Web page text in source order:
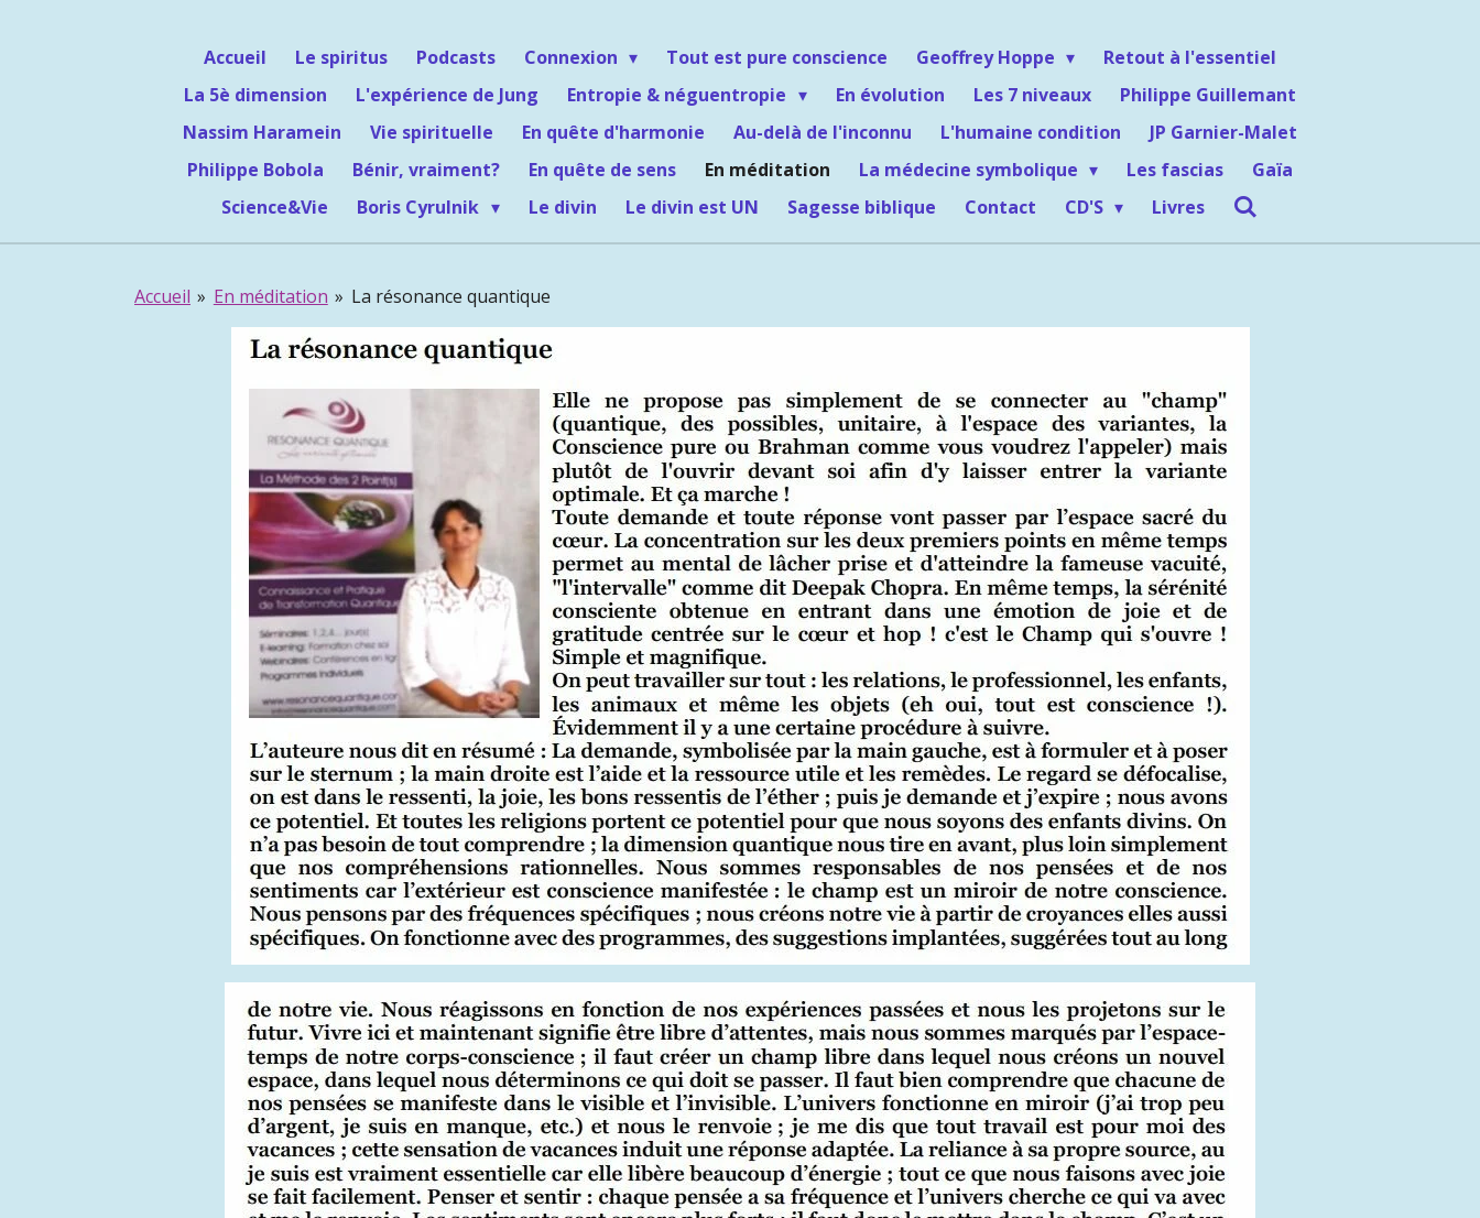
Accueil Le spiritus Podcasts Connexion Tout est pure conscience Geoffrey Hoppe
Retout à l'essentiel
La 5è dimension
L'expérience de Jung Entropie & néguentropie En évolution Les 7 niveaux
Philippe Guillemant
Nassim Haramein
Vie spirituelle En quête d'harmonie Au-delà de l'inconnu L'humaine condition
JP Garnier-Malet
Philippe Bobola
Bénir, vraiment? En quête de sens En méditation La médecine symbolique Les fascias
Gaïa
Science&Vie
Boris Cyrulnik Le divin Le divin est UN Sagesse biblique Contact CD'S Livres
Accueil » En méditation » La résonance quantique